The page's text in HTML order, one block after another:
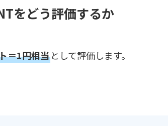
をどう評価するか
＝1円相当として評価します。